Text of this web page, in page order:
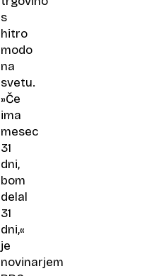
s
hitro
modo
na
svetu.
»Če
ima
mesec
31
dni,
bom
delal
31
dni,«
je
novinarjem